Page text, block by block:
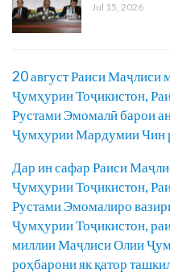
Jul 15, 2026
20 август Раиси
Ҷумҳурии Тоҷикистон,
Рустами Эмомалӣ барои
Ҷумҳурии Мардумии Чин
Дар ин сафар Раиси
Ҷумҳурии Тоҷикистон,
Рустами Эмомалиро
Ҷумҳурии Тоҷикистон,
миллии Маҷлиси Олии
роҳбарони як қатор